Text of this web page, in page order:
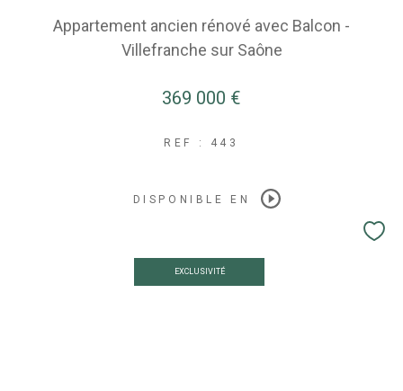
Appartement ancien rénové avec Balcon -
Villefranche sur Saône
369 000 €
REF : 443
DISPONIBLE EN
EXCLUSIVITÉ